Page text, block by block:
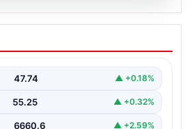
tutturan makro
ve tavuk kasesi
47.74 ▲ +0.18%
55.25 ▲ +0.32%
6660.6 ▲ +2.59%